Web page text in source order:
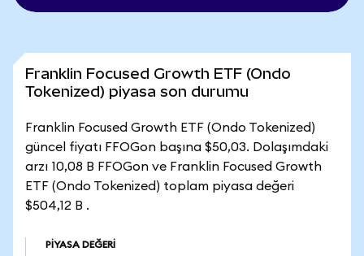
Franklin Focused Growth ETF (Ondo
Tokenized) piyasa son durumu
Franklin Focused Growth ETF (Ondo Tokenized)
güncel fiyatı FFOGon başına $50,03. Dolaşımdaki
arzı 10,08 B FFOGon ve Franklin Focused Growth
ETF (Ondo Tokenized) toplam piyasa değeri
$504,12 B .
PIYASA DEĞERI